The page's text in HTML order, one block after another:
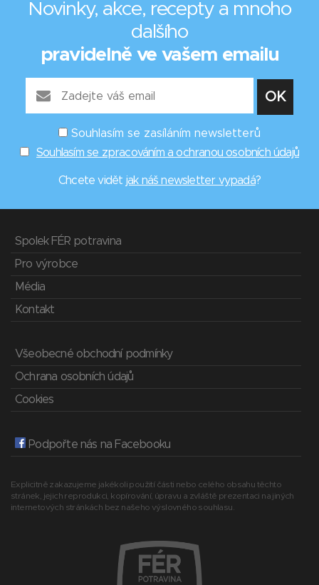
Novinky, akce, recepty a mnoho
dalšího
pravidelně ve vašem emailu
Souhlasím se zasíláním newsletterů
Souhlasím se zpracováním a ochranou osobních údajů
Chcete vidět jak náš newsletter vypadá?
Spolek FÉR potravina
Pro výrobce
Média
Kontakt
Všeobecné obchodní podmínky
Ochrana osobních údajů
Cookies
Podpořte nás na Facebooku
Explicitně zakazujeme jakékoli použití části nebo celého obsahu těchto
stránek, jejich reprodukci, kopírování, úpravu a zvláště prezentaci na jiných
internetových stránkách bez našeho výslovného souhlasu.